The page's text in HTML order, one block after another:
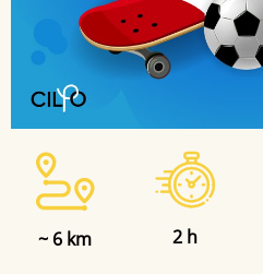
~ 6 km 2 h